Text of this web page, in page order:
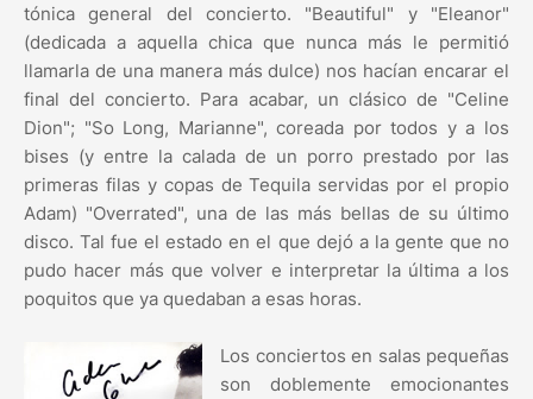
tónica general del concierto. "Beautiful" y "Eleanor"
(dedicada a aquella chica que nunca más le permitió
llamarla de una manera más dulce) nos hacían encarar el
final del concierto. Para acabar, un clásico de "Celine
Dion"; "So Long, Marianne", coreada por todos y a los
bises (y entre la calada de un porro prestado por las
primeras filas y copas de Tequila servidas por el propio
Adam) "Overrated", una de las más bellas de su último
disco. Tal fue el estado en el que dejó a la gente que no
pudo hacer más que volver e interpretar la última a los
poquitos que ya quedaban a esas horas.
Los conciertos en salas pequeñas
son doblemente emocionantes